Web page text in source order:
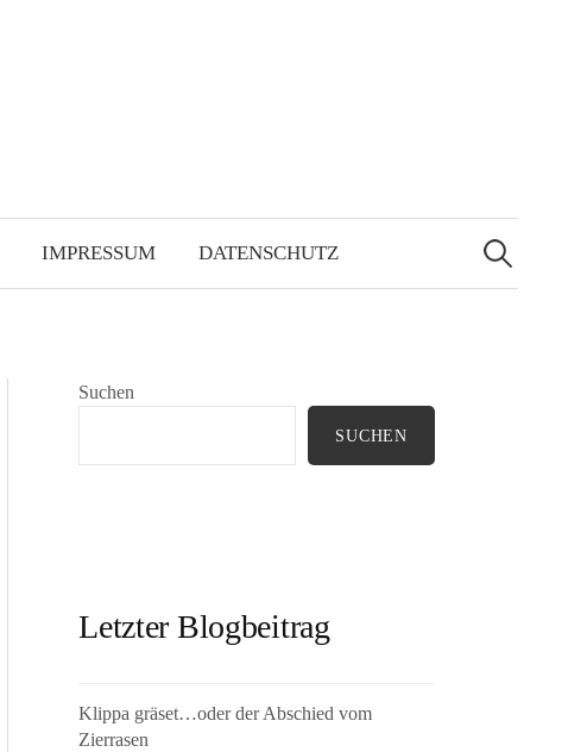
IMPRESSUM DATENSCHUTZ
Suchen
nach:
Suchen
SUCHEN
Letzter Blogbeitrag
Klippa gräset…oder der Abschied vom
Zierrasen